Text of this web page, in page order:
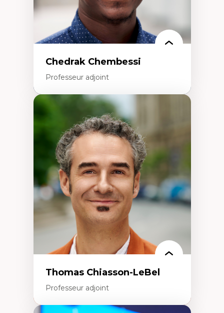
Chedrak Chembessi
Professeur adjoint
Économie circulaire
Modèles d’affaires durables
Histoire des faits économiques
Gestion durable des ressources naturelles
Écologie industrielle
Aménagement durable du territoire
Développement régional
Coopératives
Télétravail en milieu rural francophone
Transition socio-écologique
Thomas Chiasson-LeBel
Professeur adjoint